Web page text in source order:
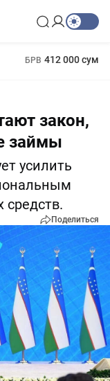
БРВ 412 000 сум
закон,
займы
усилить
Поделиться